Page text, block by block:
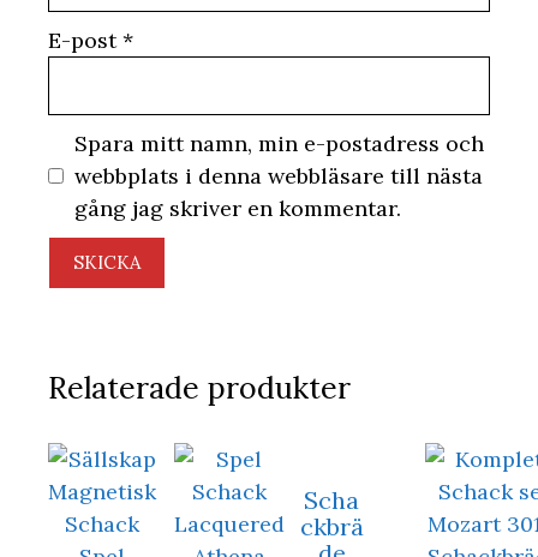
E-post*
Spara mitt namn, min e-postadress och
webbplats i denna webbläsare till nästa
gång jag skriver en kommentar.
Relaterade produkter
Scha
ckbrä